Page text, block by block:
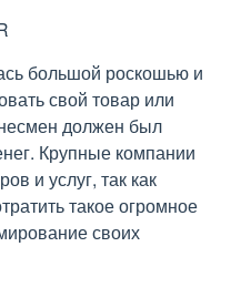
большой роскошью и
свой товар или
должен был
Крупные компании
и услуг, так как
такое огромное
своих